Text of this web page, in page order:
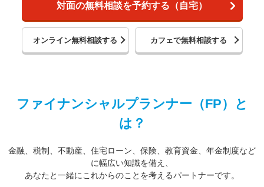
対面の無料相談を予約する（自宅）
オンライン無料相談する カフェで無料相談する
ファイナンシャルプランナー（FP）と
は？
金融、税制、不動産、住宅ローン、保険、教育資金、年金制度など
に幅広い知識を備え、
あなたと一緒にこれからのことを考えるパートナーです。